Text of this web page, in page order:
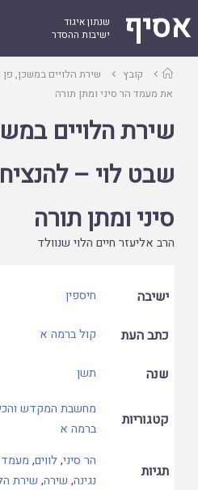
אסיף
שנתון איגוד
ישיבות ההסדר
עמוד
ראשי
קובץ
שירת הלויים במשכן,
את מעמד הר סיני ומתן תורה
שירת הלויים
שבט לוי –
סיני ומתן תורה
הרב אליעזר חיים הלוי שנוולד
ישיבה חיספין
כתב העת קול ברמה א
שנה תשן
קטגוריות
מחשבת המקדש
ברמה א
תגיות
הר סיני,לווים, מעמד
נגינה, שירה, שירת